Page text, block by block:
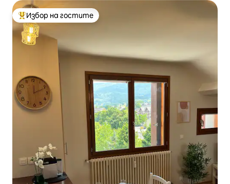
Най-популярен избор на гостите
Избор на гостите